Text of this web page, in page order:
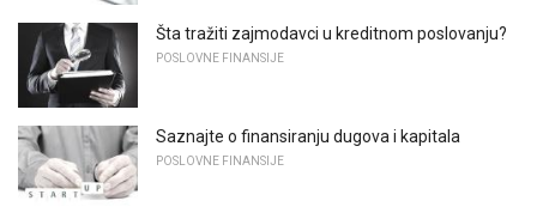
Šta tražiti zajmodavci u kreditnom poslovanju?
POSLOVNE FINANSIJE
Saznajte o finansiranju dugova i kapitala
POSLOVNE FINANSIJE